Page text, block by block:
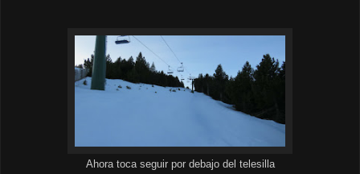
Ahora toca seguir por debajo del telesilla